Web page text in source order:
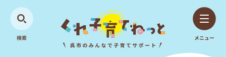
検索 メニュー